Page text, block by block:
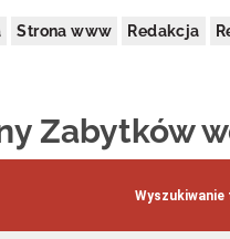
Strona www Redakcja
Zabytków